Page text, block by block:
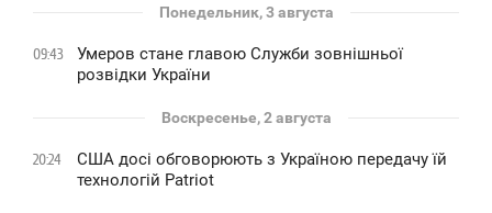
Понедельник, 3 августа
09:43
Умеров стане главою Служби зовнішньої
розвідки України
Воскресенье, 2 августа
20:24
США досі обговорюють з Україною передачу їй
технологій Patriot